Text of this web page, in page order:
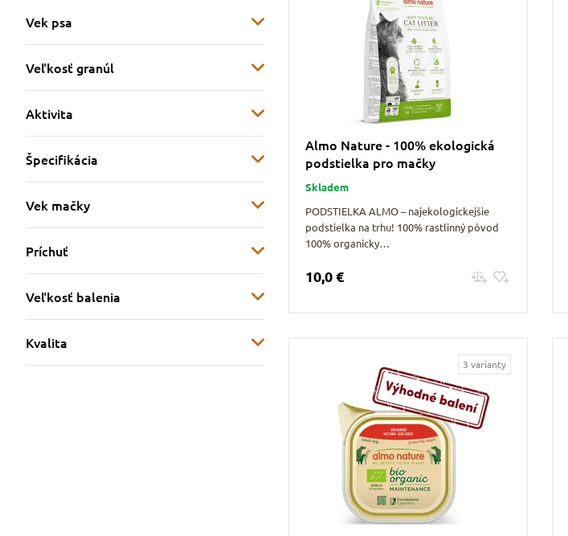
Vek psa
Veľkosť granúl
Aktivita
Špecifikácia
Vek mačky
Príchuť
Veľkosť balenia
Kvalita
Almo Nature - 100% ekologická
podstielka pro mačky
Skladem
PODSTIELKA ALMO – najekologickejšie
podstielka na trhu! 100% rastlinný pôvod
100% organicky…
10,0 €
3 varianty